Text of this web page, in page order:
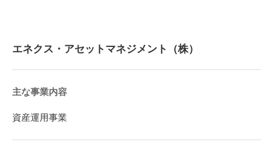
エネクス・アセットマネジメント（株）
主な事業内容
資産運用事業